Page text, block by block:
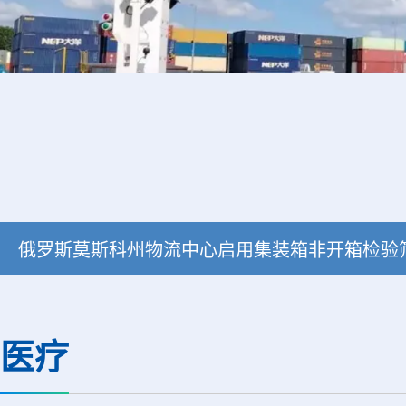
俄罗斯莫斯科州物流中心启用集装箱非开箱检验
医疗